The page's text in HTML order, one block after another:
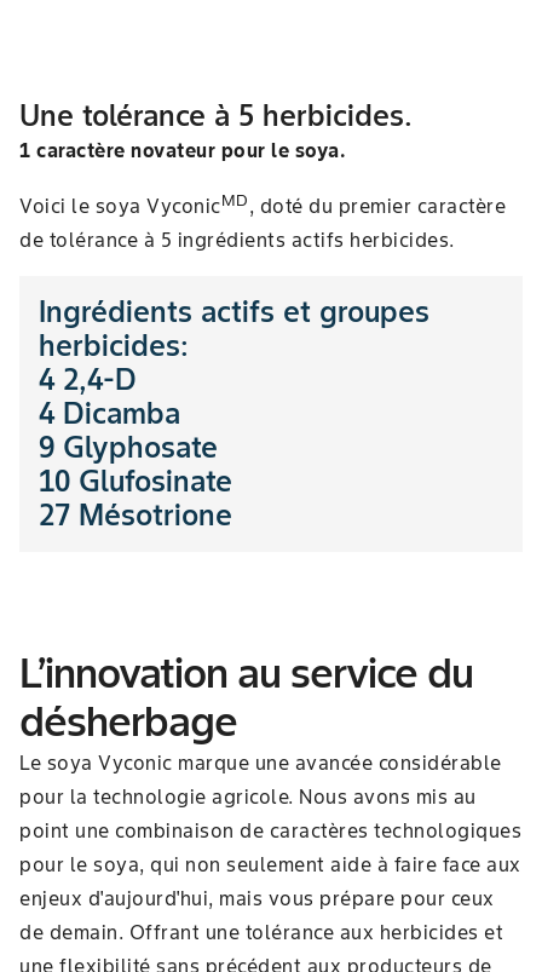
Une tolérance à 5 herbicides.
1 caractère novateur pour le soya.
Voici le soya VyconicMD, doté du premier caractère
de tolérance à 5 ingrédients actifs herbicides.
Ingrédients actifs et groupes
herbicides:
4 2,4-D
4 Dicamba
9 Glyphosate
10 Glufosinate
27 Mésotrione
L’innovation au service du
désherbage
Le soya Vyconic marque une avancée considérable
pour la technologie agricole. Nous avons mis au
point une combinaison de caractères technologiques
pour le soya, qui non seulement aide à faire face aux
enjeux d'aujourd'hui, mais vous prépare pour ceux
de demain. Offrant une tolérance aux herbicides et
une flexibilité sans précédent aux producteurs de